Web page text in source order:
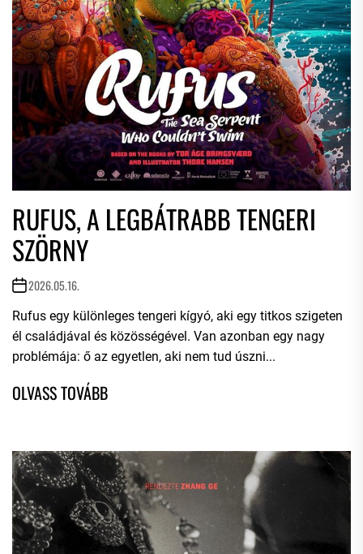
RUFUS, A LEGBÁTRABB TENGERI
SZÖRNY
2026.05.16.
Rufus egy különleges tengeri kígyó, aki egy titkos szigeten
él családjával és közösségével. Van azonban egy nagy
problémája: ő az egyetlen, aki nem tud úszni...